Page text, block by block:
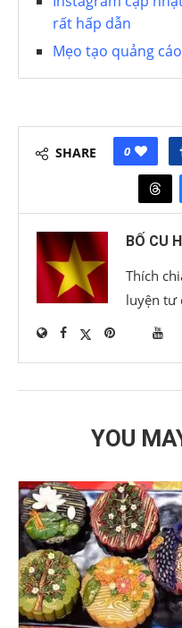
rất hấp dẫn
Mẹo tạo quảng
SHARE 0
BỐ CU
Thích
luyện tư
YOU